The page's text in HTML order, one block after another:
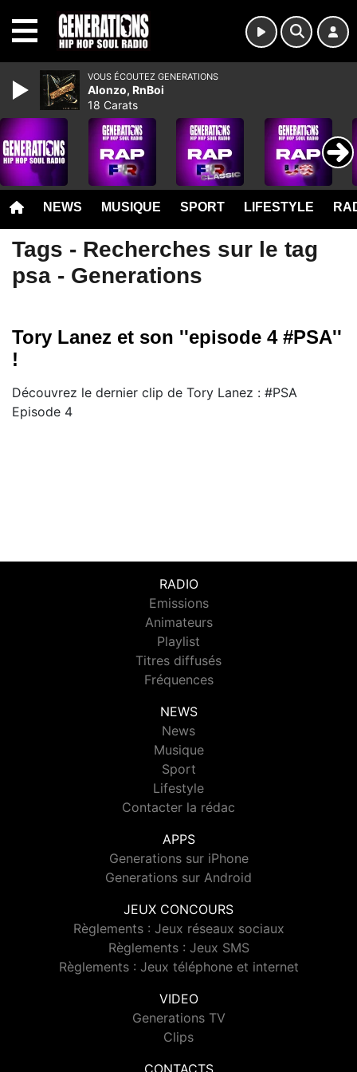
NEWS MUSIQUE SPORT LIFESTYLE
Tags - Recherches sur le tag
psa - Generations
Tory Lanez et son ''episode 4 #PSA''
!
Découvrez le dernier clip de Tory Lanez : #PSA
Episode 4
RADIO
Emissions
Animateurs
Playlist
Titres diffusés
Fréquences
NEWS
News
Musique
Sport
Lifestyle
Contacter la rédac
APPS
Generations sur iPhone
Generations sur Android
JEUX CONCOURS
Règlements : Jeux réseaux sociaux
Règlements : Jeux SMS
Règlements : Jeux téléphone et internet
VIDEO
Generations TV
Clips
VOUS ÉCOUTEZ GENERATIONS
Alonzo, RnBoi
18 Carats